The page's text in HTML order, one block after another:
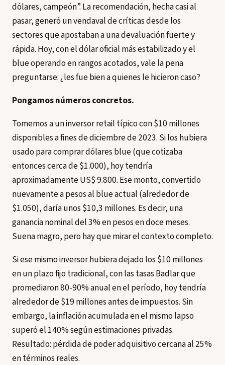
dólares, campeón”. La recomendación, hecha casi al
pasar, generó un vendaval de críticas desde los
sectores que apostaban a una devaluación fuerte y
rápida. Hoy, con el dólar oficial más estabilizado y el
blue operando en rangos acotados, vale la pena
preguntarse: ¿les fue bien a quienes le hicieron caso?
Pongamos números concretos.
Tomemos a un inversor retail típico con $10 millones
disponibles a fines de diciembre de 2023. Si los hubiera
usado para comprar dólares blue (que cotizaba
entonces cerca de $1.000), hoy tendría
aproximadamente US$ 9.800. Ese monto, convertido
nuevamente a pesos al blue actual (alrededor de
$1.050), daría unos $10,3 millones. Es decir, una
ganancia nominal del 3% en pesos en doce meses.
Suena magro, pero hay que mirar el contexto completo.
Si ese mismo inversor hubiera dejado los $10 millones
en un plazo fijo tradicional, con las tasas Badlar que
promediaron 80-90% anual en el período, hoy tendría
alrededor de $19 millones antes de impuestos. Sin
embargo, la inflación acumulada en el mismo lapso
superó el 140% según estimaciones privadas.
Resultado: pérdida de poder adquisitivo cercana al 25%
en términos reales.